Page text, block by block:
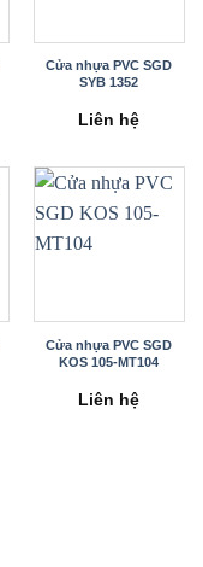
Cửa nhựa PVC SGD
SYB 1352
Liên hệ
Cửa nhựa PVC SGD
KOS 105-MT104
Liên hệ